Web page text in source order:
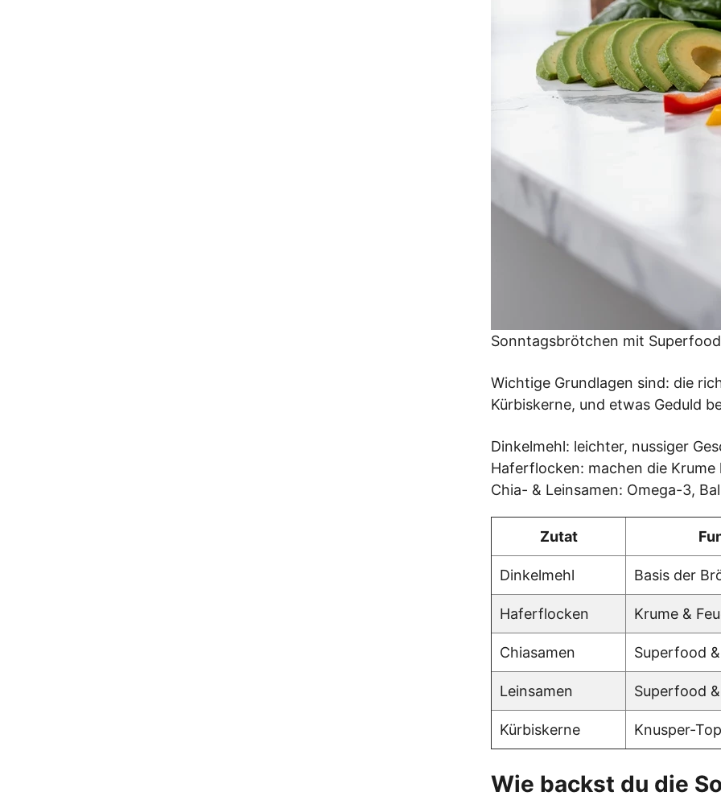
Sonntagsbrötchen mit
Wichtige Grundlagen sind: die
Kürbiskerne, und etwas Geduld
Dinkelmehl: leichter, nussiger
Haferflocken: machen die Krume
Chia- & Leinsamen: Omega-3,
Zutat
Dinkelmehl Basis der
Haferflocken Krume &
Chiasamen Superfood
Leinsamen Superfood
Kürbiskerne Knusper-
Wie backst du die